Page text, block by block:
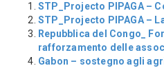
STP_Projecto PIPAGA –
STP_Projecto PIPAGA –
Repubblica del Congo_
rafforzamento delle
Gabon – sostegno agli